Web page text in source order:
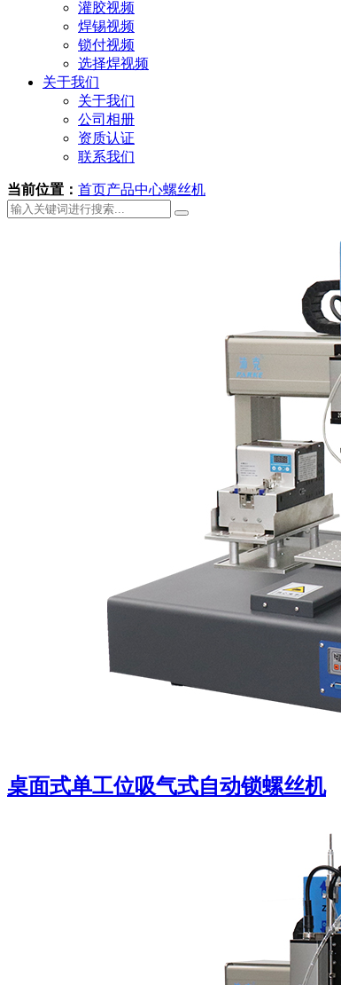
灌胶视频
焊锡视频
锁付视频
选择焊视频
关于我们
关于我们
公司相册
资质认证
联系我们
当前位置： 首页产品中心螺丝机
桌面式单工位吸气式自动锁螺丝机